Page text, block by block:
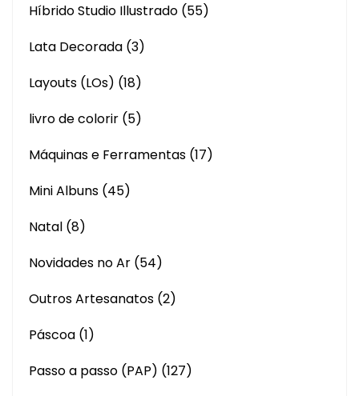
Híbrido Studio Illustrado (55)
Lata Decorada (3)
Layouts (LOs) (18)
livro de colorir (5)
Máquinas e Ferramentas (17)
Mini Albuns (45)
Natal (8)
Novidades no Ar (54)
Outros Artesanatos (2)
Páscoa (1)
Passo a passo (PAP) (127)